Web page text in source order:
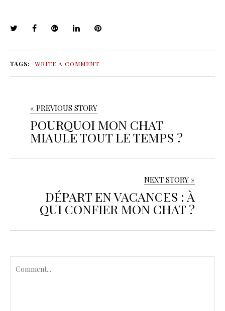
TAGS: WRITE A COMMENT
« PREVIOUS STORY
POURQUOI MON CHAT
MIAULE TOUT LE TEMPS ?
NEXT STORY »
DÉPART EN VACANCES : À
QUI CONFIER MON CHAT ?